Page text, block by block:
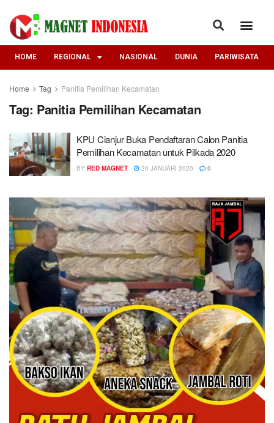
HOME REGIONAL NASIONAL DUNIA PARIWISATA
Home Tag Panitia Pemilihan Kecamatan
Tag: Panitia Pemilihan Kecamatan
KPU Cianjur Buka Pendaftaran Calon Panitia
Pemilihan Kecamatan untuk Pilkada 2020
BY RED MAGNET 20 JANUARI 2020 0